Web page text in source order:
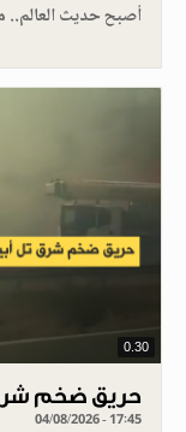
أصبح حديث
0.30
حريق ضخم
04/08/2026 - 17:45